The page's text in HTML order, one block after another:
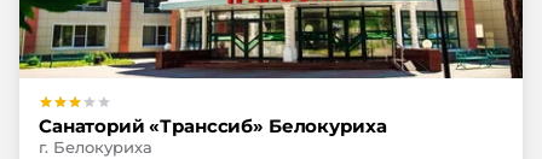
Санаторий «Транссиб» Белокуриха
г. Белокуриха